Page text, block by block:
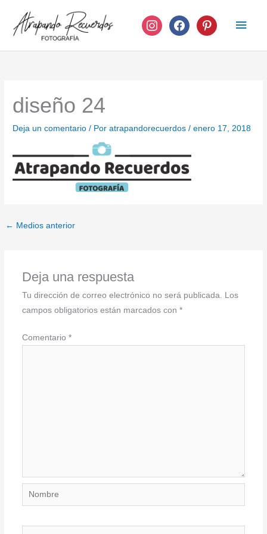
contenido
instagramfacebook pinterest
diseño 24
Deja un comentario / Poratrapandorecuerdos/enero 17, 2018
← Medios anterior
Deja una respuesta
Tu dirección de correo electrónico no será publicada. Los
campos obligatorios están marcados con *
Comentario *
Nombre